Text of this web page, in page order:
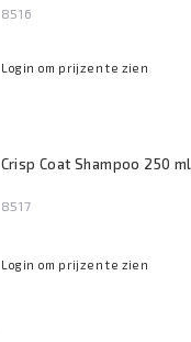
8516
Login om prijzen te zien
Crisp Coat Shampoo 250 ml
8517
Login om prijzen te zien